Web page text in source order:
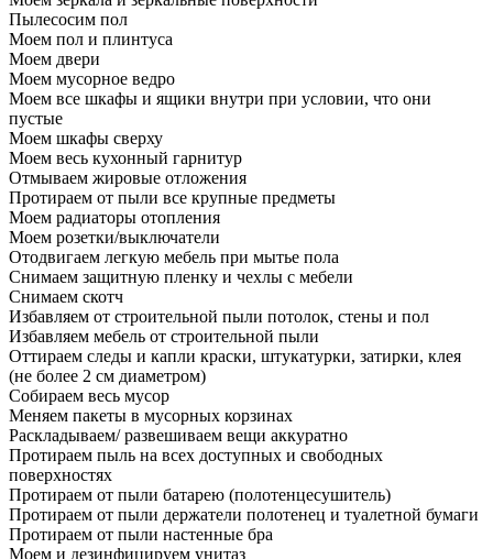
Пылесосим пол
Моем пол и плинтуса
Моем двери
Моем мусорное ведро
Моем все шкафы и ящики внутри при условии, что они
пустые
Моем шкафы сверху
Моем весь кухонный гарнитур
Отмываем жировые отложения
Протираем от пыли все крупные предметы
Моем радиаторы отопления
Моем розетки/выключатели
Отодвигаем легкую мебель при мытье пола
Снимаем защитную пленку и чехлы с мебели
Снимаем скотч
Избавляем от строительной пыли потолок, стены и пол
Избавляем мебель от строительной пыли
Оттираем следы и капли краски, штукатурки, затирки, клея
(не более 2 см диаметром)
Собираем весь мусор
Меняем пакеты в мусорных корзинах
Раскладываем/ развешиваем вещи аккуратно
Протираем пыль на всех доступных и свободных
поверхностях
Протираем от пыли батарею (полотенцесушитель)
Протираем от пыли держатели полотенец и туалетной бумаги
Протираем от пыли настенные бра
Моем и дезинфицируем унитаз